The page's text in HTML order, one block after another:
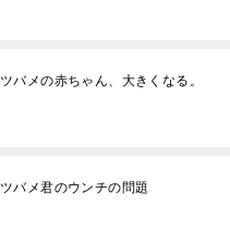
ツバメの赤ちゃん、大きくなる。
ツバメ君のウンチの問題